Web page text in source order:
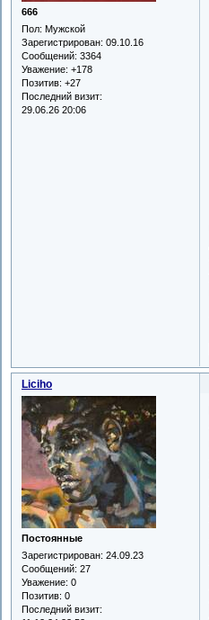
666
Пол: Мужской
Зарегистрирован: 09.10.16
Сообщений: 3364
Уважение: +178
Позитив: +27
Последний визит:
29.06.26 20:06
Liciho
Постоянные
Зарегистрирован: 24.09.23
Сообщений: 27
Уважение: 0
Позитив: 0
Последний визит: